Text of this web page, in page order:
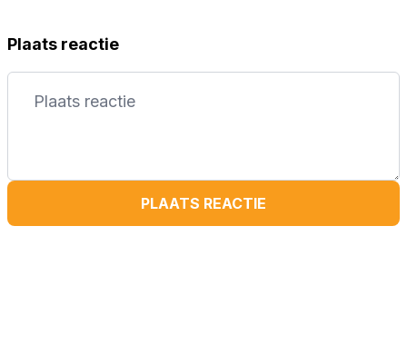
Plaats reactie
PLAATS REACTIE